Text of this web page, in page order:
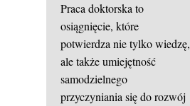
Praca doktorska to
osiągnięcie, które
potwierdza nie tylko wiedzę,
ale także umiejętność
samodzielnego
przyczyniania się do rozwój